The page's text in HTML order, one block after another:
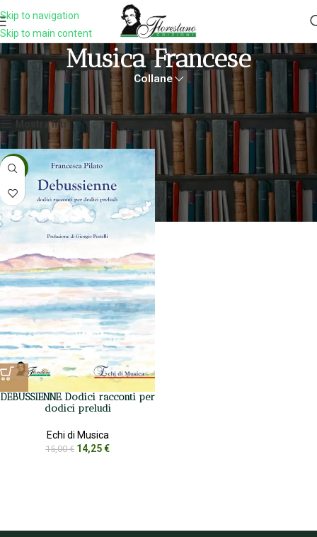
Skip to navigation
Skip to main content
Musica Francese
Collane
Prodotti taggati “musica francese” Visualizzazione del risultato
Mostra filtri
-5%
DEBUSSIENNE. Dodici racconti per
dodici preludi
Echi di Musica
15,00€ 14,25€